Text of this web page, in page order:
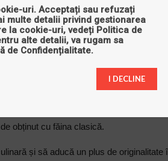
în bucătărie
de migdale este aroma sa naturală,
se simte imediat în deserturile pregătite
atunci când include această făină.
devin mai fragede, mai catifelate și
migdale contribuie la obținerea unor
obținut cu făina clasică.
și să aducă un plus de originalitate
uri. Acceptați sau refuzați
multe detalii privind gestionarea
la cookie-uri, vedeți Politica de
alte detalii, va rugam sa
de Confidențialitate.
I DECLINE